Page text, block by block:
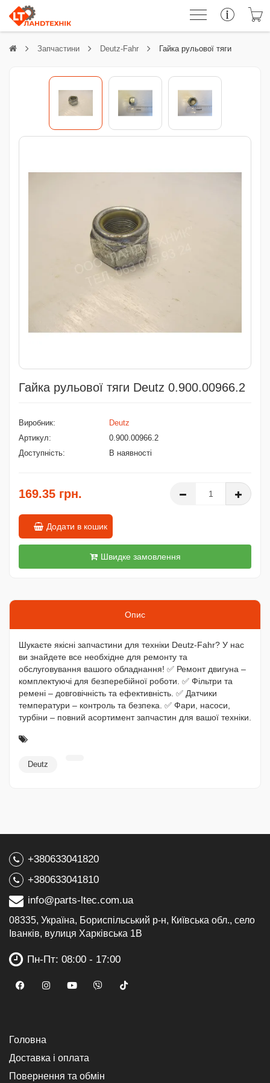
Запчастини Deutz-Fahr Гайка рульової тяги
Гайка рульової тяги Deutz 0.900.00966.2
Виробник:
Deutz
Артикул:
0.900.00966.2
Доступність:
В наявності
169.35 грн.
Додати в кошик
Швидке замовлення
Опис
Шукаєте якісні запчастини для техніки Deutz-Fahr? У нас
ви знайдете все необхідне для ремонту та
обслуговування вашого обладнання! ✅ Ремонт двигуна –
комплектуючі для безперебійної роботи. ✅ Фільтри та
ремені – довговічність та ефективність. ✅ Датчики
температури – контроль та безпека. ✅ Фари, насоси,
турбіни – повний асортимент запчастин для вашої техніки.
Deutz
+380633041820
+380633041810
info@parts-ltec.com.ua
08335, Україна, Бориспільський р-н, Київська обл., село
Іванків, вулиця Харківська 1В
Пн-Пт: 08:00 - 17:00
Головна
Доставка і оплата
Повернення та обмін